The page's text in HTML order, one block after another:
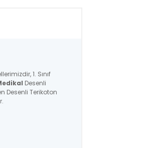
1. Sınıf
Desenli
Desenli Terikoton